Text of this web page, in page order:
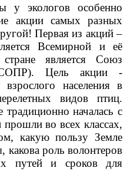
у экологов особенно
акции самых разных
Первая из акций –
Всемирной и её
является Союз
Цель акции -
населения в
видов птиц.
началась с
во всех классах,
какую пользу Земле
какова роль волонтеров
путей и сроков для